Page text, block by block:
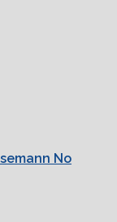
No